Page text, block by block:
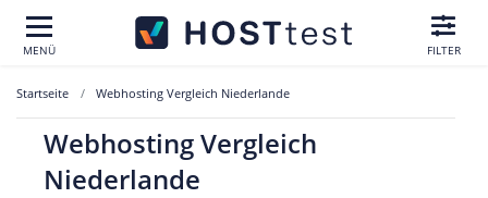
MENÜ FILTER
Startseite Webhosting Vergleich Niederlande
Webhosting Vergleich
Niederlande